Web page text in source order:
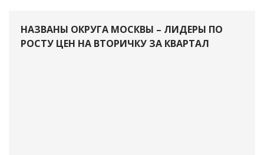
НАЗВАНЫ ОКРУГА МОСКВЫ – ЛИДЕРЫ ПО
РОСТУ ЦЕН НА ВТОРИЧКУ ЗА КВАРТАЛ